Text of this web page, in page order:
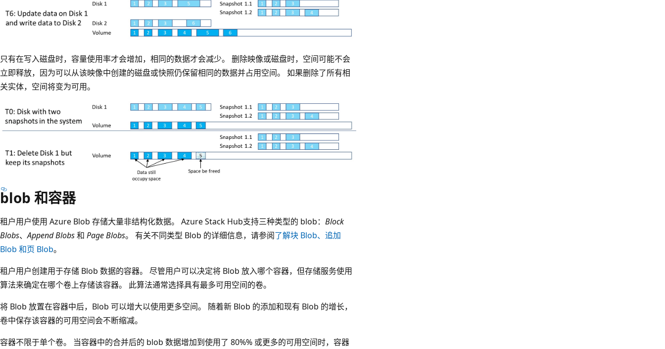
只有在写入磁盘时，容量使用率才会增加，相同的数据才会减少。 删除映像或磁盘时，空间可能不会
立即释放，因为可以从该映像中创建的磁盘或快照仍保留相同的数据并占用空间。 如果删除了所有相
关实体，空间将变为可用。
blob 和容器
租户用户使用 Azure Blob 存储大量非结构化数据。 Azure Stack Hub支持三种类型的 blob： Block
Blobs、Append Blobs和 Page Blobs。 有关不同类型 Blob 的详细信息，请参阅了解块 Blob、追加
Blob 和页 Blob。
租户用户创建用于存储 Blob 数据的容器。 尽管用户可以决定将 Blob 放入哪个容器，但存储服务使用
算法来确定在哪个卷上存储该容器。 此算法通常选择具有最多可用空间的卷。
将 Blob 放置在容器中后，Blob 可以增大以使用更多空间。 随着新 Blob 的添加和现有 Blob 的增长，
卷中保存该容器的可用空间会不断缩减。
容器不限于单个卷。 当容器中的合并后的 blob 数据增加到使用了 80%% 或更多的可用空间时，容器